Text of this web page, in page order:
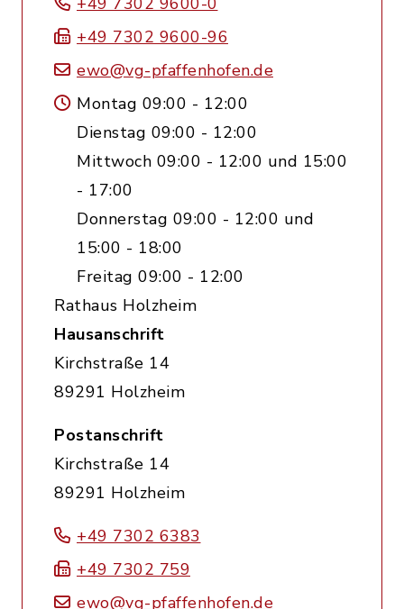
+49 7302 9600-96
ewo@vg-pfaffenhofen.de
Montag 09:00 - 12:00
Dienstag 09:00 - 12:00
Mittwoch 09:00 - 12:00 und 15:00
- 17:00
Donnerstag 09:00 - 12:00 und
15:00 - 18:00
Freitag 09:00 - 12:00
Rathaus Holzheim
Hausanschrift
Kirchstraße 14
89291 Holzheim
Postanschrift
Kirchstraße 14
89291 Holzheim
+49 7302 6383
+49 7302 759
ewo@vg-pfaffenhofen.de